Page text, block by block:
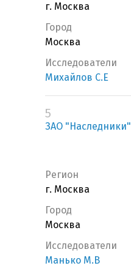
г. Москва
Город
Москва
Исследователи
Михайлов С.Е
5
ЗАО "Наследники"
Регион
г. Москва
Город
Москва
Исследователи
Манько М.В